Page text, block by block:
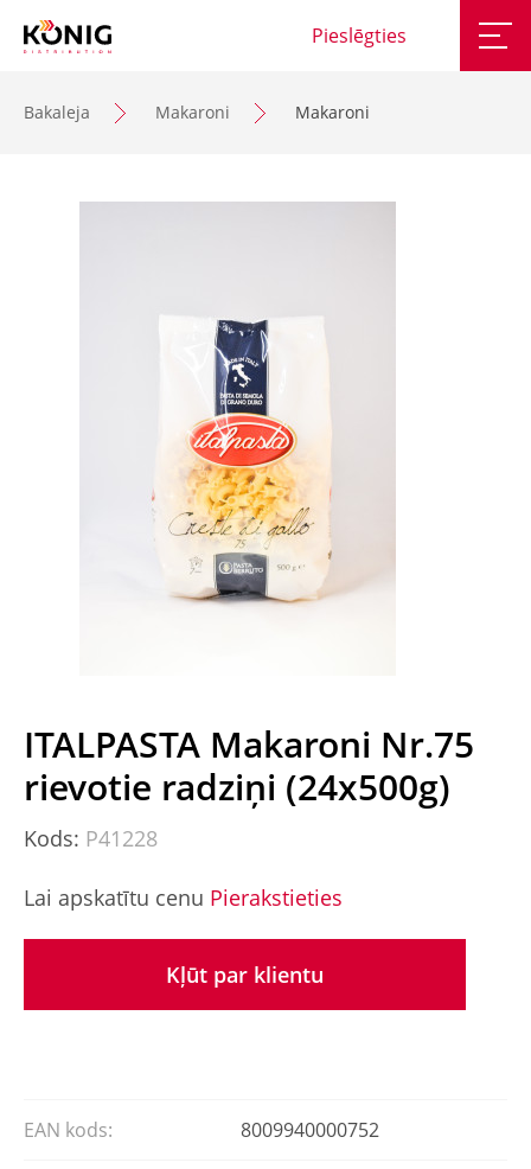
Pieslēgties
Bakaleja Makaroni Makaroni
ITALPASTA Makaroni Nr.75
rievotie radziņi (24x500g)
Kods: P41228
Lai apskatītu cenu Pierakstieties
Kļūt par klientu
EAN kods: 8009940000752